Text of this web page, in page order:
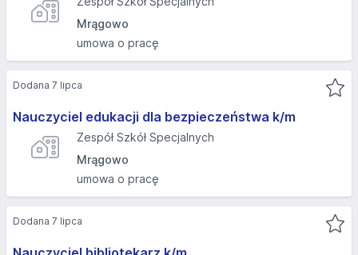
Mrągowo
umowa o pracę
Nauczyciel edukacji dla bezpieczeństwa k/m
Zespół Szkół Specjalnych
Mrągowo
umowa o pracę
Dodana 7 lipca
Dodana 7 lipca